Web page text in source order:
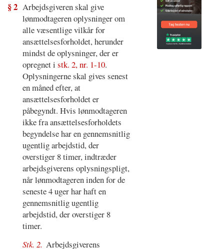
§ 2 Arbejdsgiveren skal give
lønmodtageren oplysninger om
alle væsentlige vilkår for
ansættelsesforholdet, herunder
mindst de oplysninger, der er
opregnet i stk. 2, nr. 1-10.
Oplysningerne skal gives senest
en måned efter, at
ansættelsesforholdet er
påbegyndt. Hvis lønmodtageren
ikke fra ansættelsesforholdets
begyndelse har en gennemsnitlig
ugentlig arbejdstid, der
overstiger 8 timer, indtræder
arbejdsgiverens oplysningspligt,
når lønmodtageren inden for de
seneste 4 uger har haft en
gennemsnitlig ugentlig
arbejdstid, der overstiger 8
timer.
Stk. 2. Arbejdsgiverens